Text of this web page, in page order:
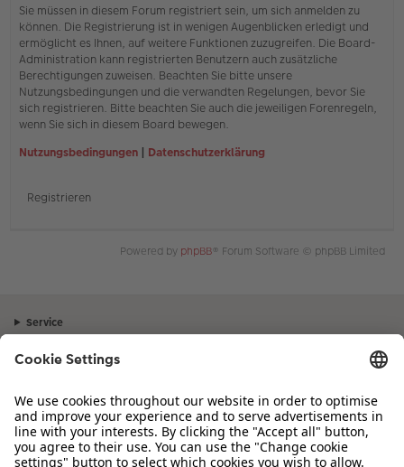
Sie müssen in diesem Forum registriert sein, um sich anmelden zu
können. Die Registrierung ist in wenigen Augenblicken erledigt und
ermöglicht es Ihnen, auf weitere Funktionen zuzugreifen. Die Board-
Administration kann registrierten Benutzern auch zusätzliche
Berechtigungen zuweisen. Beachten Sie bitte unsere
Nutzungsbedingungen und die verwandten Regelungen, bevor Sie
sich registrieren. Bitte beachten Sie auch die jeweiligen Forenregeln,
wenn Sie sich in diesem Board bewegen.
Nutzungsbedingungen | Datenschutzerklärung
Registrieren
Powered by phpBB® Forum Software © phpBB Limited
Service
Sortiment